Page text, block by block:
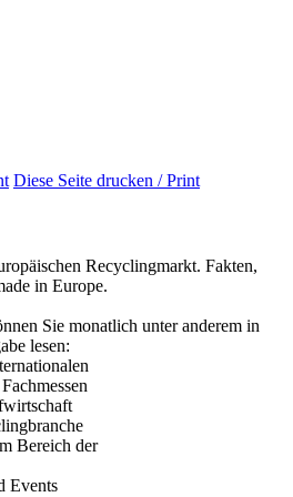
Diese Seite drucken / Print
Recyclingmarkt. Fakten,
in Europe.
Sie monatlich unter anderem in
lesen:
Bereich der
Events